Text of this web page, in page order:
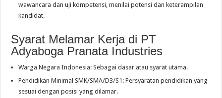
wawancara dan uji kompetensi, menilai potensi dan keterampilan
kandidat.
Syarat Melamar Kerja di PT
Adyaboga Pranata Industries
Warga Negara Indonesia: Sebagai dasar atau syarat utama.
Pendidikan Minimal SMK/SMA/D3/S1: Persyaratan pendidikan yang
sesuai dengan posisi yang dilamar.